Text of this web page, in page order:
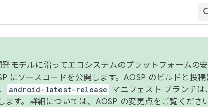
モデルに沿ってエコシステムのプラットフォームの安
にソースコードを公開します。AOSP のビルドと投稿
android-latest-release マニフェスト ブランチ
す。詳細については、 AOSP の変更点をご覧くださ